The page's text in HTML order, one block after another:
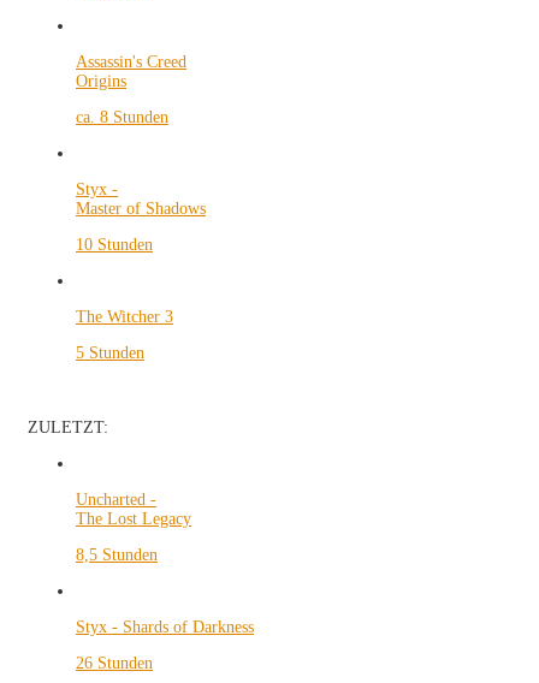
Assassin's Creed
Origins
ca. 8 Stunden
Styx -
Master of Shadows
10 Stunden
The Witcher 3
5 Stunden
ZULETZT:
Uncharted -
The Lost Legacy
8,5 Stunden
Styx - Shards of Darkness
26 Stunden